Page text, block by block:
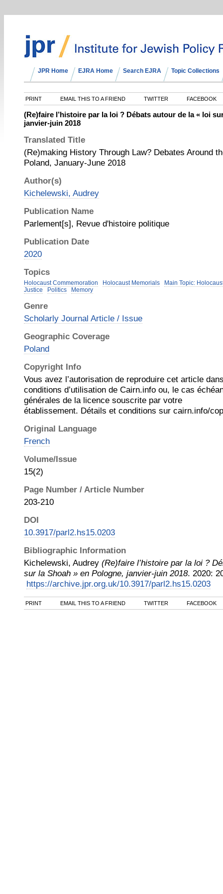
JPR Home EJRA Home Search EJRA Topic Collections
PRINT EMAIL THIS TO A FRIEND TWITTER FACEBOOK
(Re)faire l’histoire par la loi ? Débats autour de la « loi
janvier-juin 2018
Translated Title
(Re)making History Through Law? Debates Around
Poland, January-June 2018
Author(s)
Kichelewski, Audrey
Publication Name
Parlement[s], Revue d'histoire politique
Publication Date
2020
Topics
Holocaust Commemoration Holocaust Memorials
Main Topic:
Justice
Politics Memory
Genre
Scholarly Journal Article / Issue
Geographic Coverage
Poland
Copyright Info
Vous avez l’autorisation de reproduire cet article
conditions d’utilisation de Cairn.info ou, le cas
générales de la licence souscrite par votre
établissement. Détails et conditions sur cairn.info/
Original Language
French
Volume/Issue
15(2)
Page Number / Article Number
203-210
DOI
10.3917/parl2.hs15.0203
Bibliographic Information
Kichelewski, Audrey (Re)faire l’histoire par la loi ?
sur la Shoah » en Pologne, janvier-juin 2018. 2020:
https://archive.jpr.org.uk/10.3917/parl2.hs15.0203
PRINT EMAIL THIS TO A FRIEND TWITTER FACEBOOK